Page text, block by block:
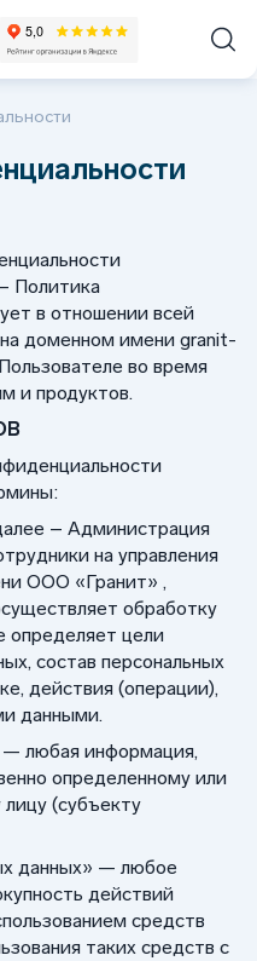
Политика
в отношении всей
доменном имени granit-
во время
и продуктов.
– Администрация
на управления
ООО «Гранит» ,
обработку
определяет цели
состав персональных
действия (операции),
данными.
— любая информация,
определенному или
(субъекту
данных» — любое
действий
средств
таких средств с